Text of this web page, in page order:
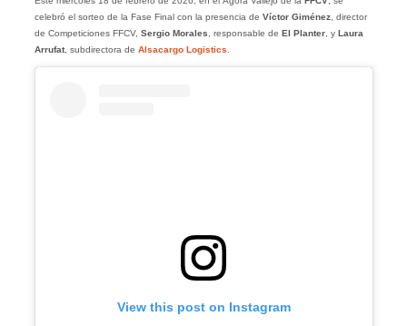
celebró el sorteo de la Fase Final con la presencia de Víctor Giménez, director
de Competiciones FFCV, Sergio Morales , responsable de El Planter, yLaura
Arrufat, subdirectora de Alsacargo Logistics
View this post on Instagram